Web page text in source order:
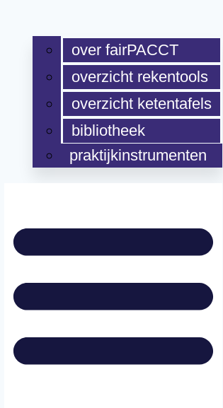
over fairPACCT
overzicht rekentools
overzicht ketentafels
bibliotheek
praktijkinstrumenten